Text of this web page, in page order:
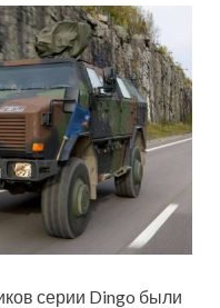
серии Dingo были